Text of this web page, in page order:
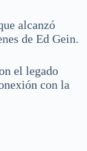
alcanzó
de Ed Gein.
el legado
con la